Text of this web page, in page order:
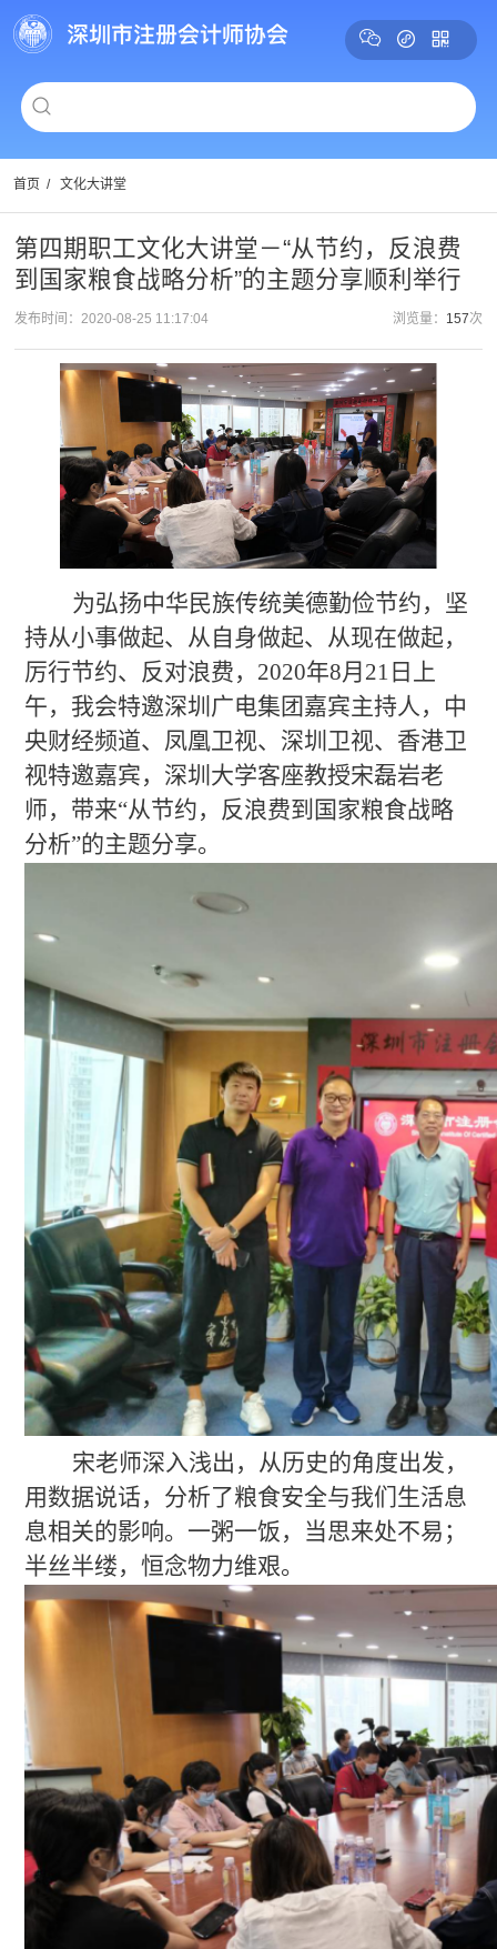
首页 / 文化大讲堂
第四期职工文化大讲堂－“从节约，反浪费
到国家粮食战略分析”的主题分享顺利举行
发布时间：2020-08-25 11:17:04 浏览量： 157次
为弘扬中华民族传统美德勤俭节约，坚
持从小事做起、从自身做起、从现在做起，
厉行节约、反对浪费， 2020年8月21日上
午， 我会特邀深圳广电集团嘉宾主持人，中
央财经频道、凤凰卫视、深圳卫视、香港卫
视特邀嘉宾，深圳大学客座教授宋磊岩老
师，带来“从节约，反浪费到国家粮食战略
分析”的主题分享。
宋老师深入浅出，从历史的角度出发，
用数据说话，分析了粮食安全与我们生活息
息相关的影响。一粥一饭，当思来处不易；
半丝半缕，恒念物力维艰。